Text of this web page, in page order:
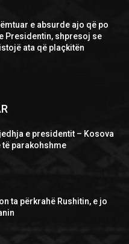
e absurde ajo që po
Presidentin, shpresoj se
ata që plaçkitën
e presidentit – Kosova
të parakohshme
ta përkrahë Rushitin, e jo